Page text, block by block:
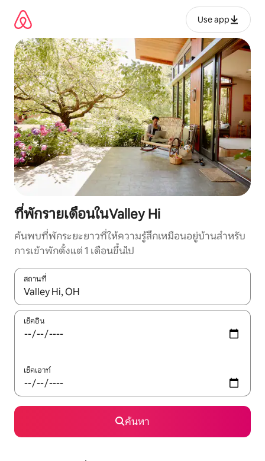
เนื้อหา
Use app
ที่พักรายเดือนในValley Hi
ค้นพบที่พักระยะยาวที่ให้ความรู้สึกเหมือนอยู่บ้านสำหรับ
การเข้าพักตั้งแต่ 1 เดือนขึ้นไป
สถานที่
ใช้ลูกศรขึ้นลง หรือใช้การสัมผัสหรือปัด เพื่อสำรวจผลการค้นหา
เช็คอิน
เช็คเอาท์
ค้นหา